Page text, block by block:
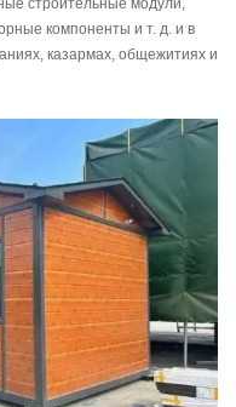
компоненты и т. д. и в
казармах, общежитиях и